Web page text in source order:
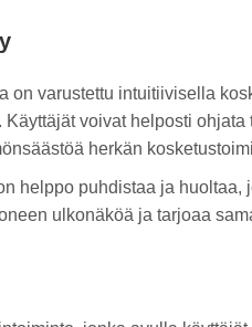
on varustettu intuitiivisella
voivat helposti
herkän
helppo puhdistaa ja huoltaa,
ulkonäköä ja tarjoaa